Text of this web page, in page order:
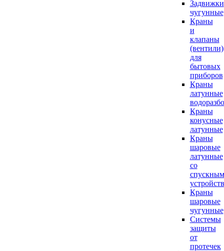
Задвижки
чугунные
Краны
и
клапаны
(вентили)
для
бытовых
приборов
Краны
латунные
Краны
конусные
латунные
Краны
шаровые
латунные
со
спускным
Краны
шаровые
чугунные
Системы
защиты
от
протечек